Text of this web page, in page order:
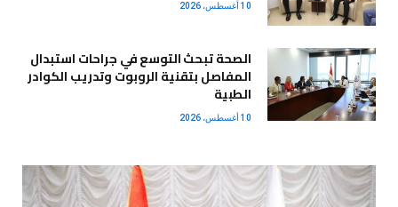
10 أغسطس، 2026
الصحة تبحث التوسع في جراحات استبدال
المفاصل بتقنية الروبوت وتدريب الكوادر
الطبية
10 أغسطس، 2026